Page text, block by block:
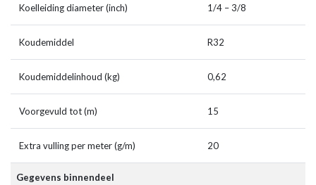
Koelleiding diameter (inch) 1/4 – 3/8
Koudemiddel R32
Koudemiddelinhoud (kg) 0,62
Voorgevuld tot (m) 15
Extra vulling per meter (g/m) 20
Gegevens binnendeel